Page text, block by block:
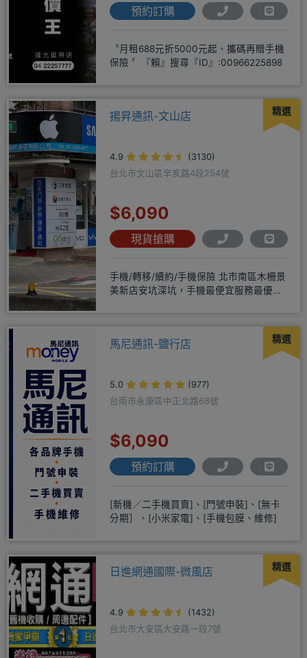
預約訂購
〝月租688元折5000元起、攜碼再贈手機
保險 〞『賴』搜尋『ID』:00966225898
精選
揚昇通訊-文山店
4.9
(3130)
台北市文山區辛亥路4段254號
$6,090
現貨搶購
手機/轉移/續約/手機保險 北市南區木柵景
美新店安坑深坑，手機最便宜服務最優
精選
馬尼通訊-鹽行店
5.0
(977)
台南市永康區中正北路68號
$6,090
預約訂購
[新機／二手機買賣]、[門號申裝]、[無卡
分期］、[小米家電]、[手機包膜、維修]
精選
日進網通國際-微風店
4.9
(1432)
台北市大安區大安路一段7號